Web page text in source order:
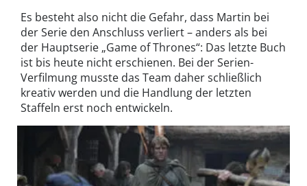
Es besteht also nicht die Gefahr, dass Martin bei
der Serie den Anschluss verliert – anders als bei
der Hauptserie „Game of Thrones“: Das letzte Buch
ist bis heute nicht erschienen. Bei der Serien-
Verfilmung musste das Team daher schließlich
kreativ werden und die Handlung der letzten
Staffeln erst noch entwickeln.